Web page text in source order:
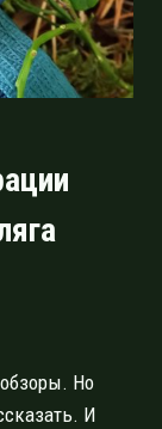
Но
И